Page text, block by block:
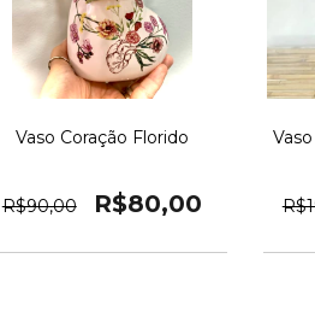
Vaso Coração Florido
R$90,00 R$80,00